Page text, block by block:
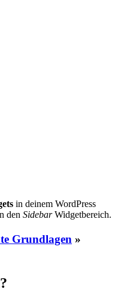
in deinem WordPress
den SidebarWidgetbereich.
Grundlagen »